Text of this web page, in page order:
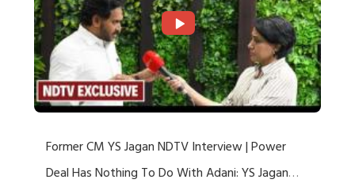
Former CM YS Jagan NDTV Interview | Power
Deal Has Nothing To Do With Adani: YS Jagan